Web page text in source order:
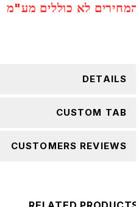
לא כוללים מע"מ
DETAILS
CUSTOM TAB
CUSTOMERS REVIEWS